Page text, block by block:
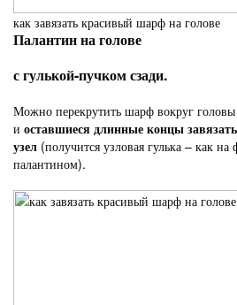
как завязать красивый шарф на голове
Палантин на голове
с гулькой-пучком сзади.
Можно перекрутить шарф вокруг головы
и оставшиеся длинные концы
узел (получится узловая гулька – как
палантином).